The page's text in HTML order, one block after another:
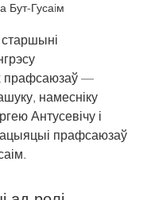
Бут-Гусаiм
старшыні
прафсаюзаў —
намесніку
Антусевічу і
прафсаюзаў